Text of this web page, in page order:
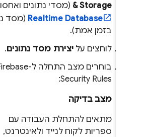
& Storage(מסדי נתונים ואחסון) >‏
Realtime Database(מסד נתונים
בזמן אמת).
לוחצים עליצירת מסד נתונים.
בוחרים מצב התחלה ל-Firebase
Security Rules
:
מצב בדיקה
מתאים להתחלת העבודה עם
ספריות לקוח לנייד ולאינטרנט,